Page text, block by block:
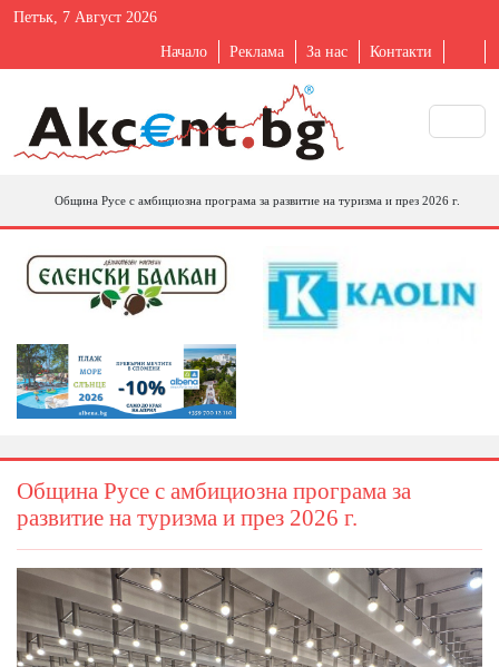
Петък, 7 Август 2026
Начало Реклама За нас Контакти
Община Русе с амбициозна програма за развитие на туризма и през 2026 г.
Община Русе с амбициозна програма за
развитие на туризма и през 2026 г.